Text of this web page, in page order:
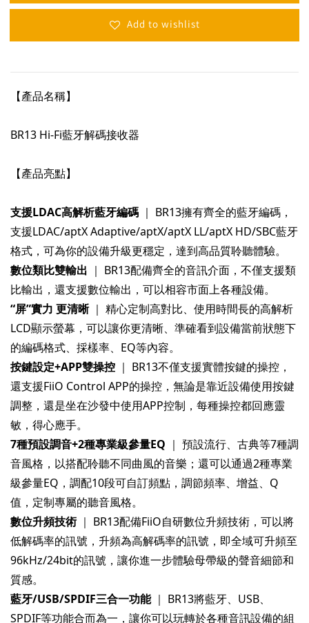
Add to wishlist
支援LDAC高解析藍牙編碼 ｜ BR13擁有齊全的藍牙編碼，
支援LDAC/aptX Adaptive/aptX/aptX LL/aptX HD/SBC藍牙
數位類比雙輸出 ｜ BR13配備齊全的音訊介面，不僅支援類
“屏”實力 更清晰｜ 精心定制高對比、使用時間長的高解析
LCD顯示螢幕，可以讓你更清晰、準確看到設備當前狀態下
按鍵設定+APP雙操控 ｜ BR13不僅支援實體按鍵的操控，
還支援FiiO Control APP的操控，無論是靠近設備使用按鍵
調整，還是坐在沙發中使用APP控制，每種操控都回應靈
7種預設調音+2種專業級參量EQ ｜ 預設流行、古典等7種調
音風格，以搭配聆聽不同曲風的音樂；還可以通過2種專業
級參量EQ，調配10段可自訂頻點，調節頻率、增益、Q
數位升頻技術｜ BR13配備FiiO自研數位升頻技術，可以將
低解碼率的訊號，升頻為高解碼率的訊號，即全域可升頻至
96kHz/24bit的訊號，讓你進一步體驗母帶級的聲音細節和
藍牙/USB/SPDIF三合一功能｜ BR13將藍牙、USB、
SPDIF等功能合而為一，讓你可以玩轉於各種音訊設備的組